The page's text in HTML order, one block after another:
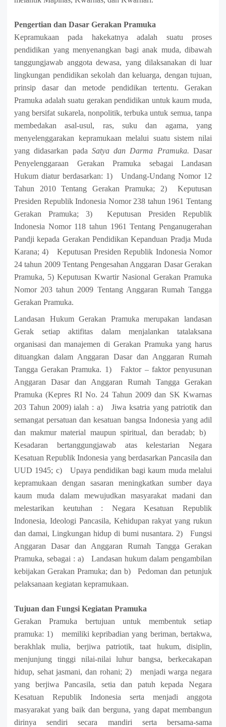
Pengertian dan Dasar Gerakan Pramuka
Kepramukaan pada hakekatnya adalah suatu proses
pendidikan yang menyenangkan bagi anak muda, dibawah
tanggungjawab anggota dewasa, yang dilaksanakan di luar
lingkungan pendidikan sekolah dan keluarga, dengan tujuan,
prinsip dasar dan metode pendidikan tertentu.
Gerakan
Pramuka adalah suatu gerakan pendidikan untuk kaum muda,
yang bersifat sukarela, nonpolitik, terbuka untuk semua, tanpa
membedakan asal-usul, ras, suku dan agama, yang
menyelenggarakan kepramukaan melalui suatu sistem nilai
yang didasarkan pada Satya dan Darma Pramuka.Dasar
Penyelenggaraan Gerakan Pramuka sebagai Landasan
Hukum diatur berdasarkan: 1) Undang-Undang Nomor 12
Tahun 2010 Tentang Gerakan Pramuka; 2) Keputusan
Presiden Republik Indonesia Nomor 238 tahun 1961 Tentang
Gerakan Pramuka;3) Keputusan Presiden Republik
Indonesia Nomor 118 tahun 1961 Tentang Penganugerahan
Pandji kepada Gerakan Pendidikan Kepanduan Pradja Muda
Karana;4) Keputusan Presiden Republik Indonesia Nomor
24 tahun 2009 Tentang Pengesahan Anggaran Dasar Gerakan
Pramuka, 5) Keputusan Kwartir Nasional Gerakan Pramuka
Nomor 203 tahun 2009 Tentang Anggaran Rumah Tangga
Gerakan Pramuka.
Landasan Hukum Gerakan Pramuka merupakan landasan
Gerak setiap aktifitas dalam menjalankan tatalaksana
organisasi dan manajemen di Gerakan Pramuka yang harus
dituangkan dalam Anggaran Dasar dan Anggaran Rumah
Tangga Gerakan Pramuka. 1) Faktor – faktor penyusunan
Anggaran Dasar dan Anggaran Rumah Tangga Gerakan
Pramuka (Kepres RI No. 24 Tahun 2009 dan SK Kwarnas
203 Tahun 2009) ialah : a) Jiwa ksatria yang patriotik dan
semangat persatuan dan kesatuan bangsa Indonesia yang adil
dan makmur material maupun spiritual, dan beradab; b)
Kesadaran bertanggungjawab atas kelestarian Negara
Kesatuan Republik Indonesia yang berdasarkan Pancasila dan
UUD 1945; c) Upaya pendidikan bagi kaum muda melalui
kepramukaan dengan sasaran meningkatkan sumber daya
kaum muda dalam mewujudkan masyarakat madani dan
melestarikan keutuhan :
Negara Kesatuan Republik
Indonesia, Ideologi Pancasila, Kehidupan rakyat yang rukun
dan damai, Lingkungan hidup di bumi nusantara. 2) Fungsi
Anggaran Dasar dan Anggaran Rumah Tangga Gerakan
Pramuka, sebagai : a) Landasan hukum dalam pengambilan
kebijakan Gerakan Pramuka; dan b) Pedoman dan petunjuk
pelaksanaan kegiatan kepramukaan.
Tujuan dan Fungsi Kegiatan Pramuka
Gerakan Pramuka bertujuan untuk membentuk setiap
pramuka: 1) memiliki kepribadian yang beriman, bertakwa,
berakhlak mulia, berjiwa patriotik, taat hukum, disiplin,
menjunjung tinggi nilai-nilai luhur bangsa, berkecakapan
hidup, sehat jasmani, dan rohani; 2) menjadi warga negara
yang berjiwa Pancasila, setia dan patuh kepada Negara
Kesatuan Republik Indonesia serta menjadi anggota
masyarakat yang baik dan berguna, yang dapat membangun
dirinya sendiri secara mandiri serta bersama-sama